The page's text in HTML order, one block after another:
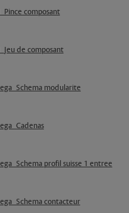
composant
de composant
modularite
profil suisse 1 entree
contacteur